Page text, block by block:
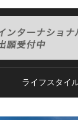
ライフスタイ